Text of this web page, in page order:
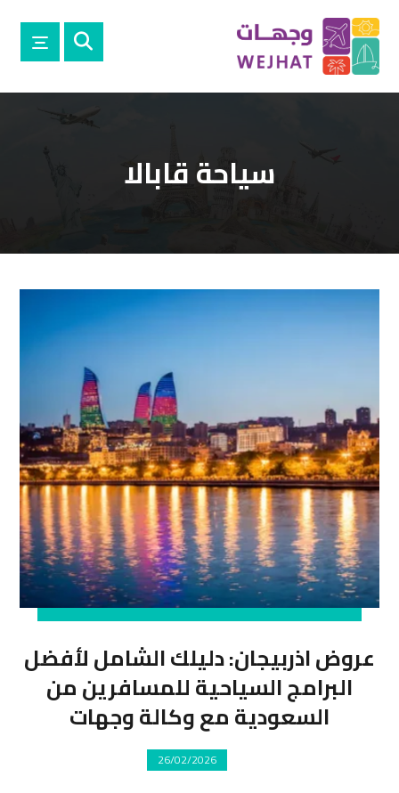
سياحة قابالا
عروض اذربيجان: دليلك الشامل لأفضل
البرامج السياحية للمسافرين من
السعودية مع وكالة وجهات
26/02/2026